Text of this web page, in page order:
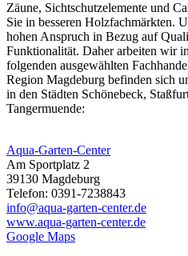
Zäune, Sichtschutzelemente und
Sie in besseren Holzfachmärkten.
hohen Anspruch in Bezug auf
Funktionalität. Daher arbeiten wir
folgenden ausgewählten
Region Magdeburg befinden sich
in den Städten Schönebeck,
Tangermuende:
Aqua-Garten-Center
Am Sportplatz 2
39130 Magdeburg
Telefon: 0391-7238843
info@aqua-garten-center.de
www.aqua-garten-center.de
Google Maps